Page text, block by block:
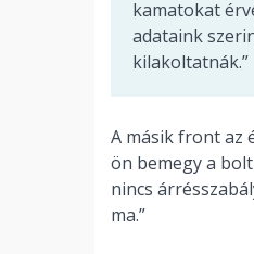
kamatokat
adataink
kilakoltatnák.”
A másik front az
ön bemegy a
nincs
ma.”